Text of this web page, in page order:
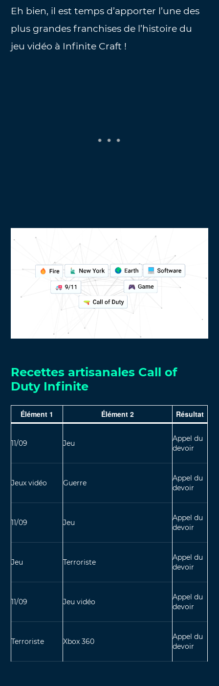
Eh bien, il est temps d’apporter l’une des
plus grandes franchises de l’histoire du
jeu vidéo à Infinite Craft !
Recettes artisanales Call of
Duty Infinite
Élément 1 Élément 2 Résultat
11/09 Jeu
Appel du
devoir
Jeux vidéo Guerre
Appel du
devoir
11/09 Jeu
Appel du
devoir
Jeu Terroriste
Appel du
devoir
11/09 Jeu vidéo
Appel du
devoir
Terroriste Xbox 360
Appel du
devoir